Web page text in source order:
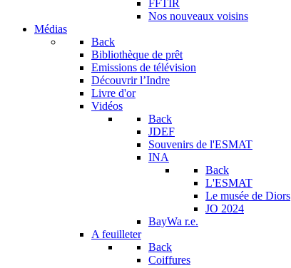
FFTIR
Nos nouveaux voisins
Médias
Back
Bibliothèque de prêt
Emissions de télévision
Découvrir l’Indre
Livre d'or
Vidéos
Back
JDEF
Souvenirs de l'ESMAT
INA
Back
L'ESMAT
Le musée de Diors
JO 2024
BayWa r.e.
A feuilleter
Back
Coiffures